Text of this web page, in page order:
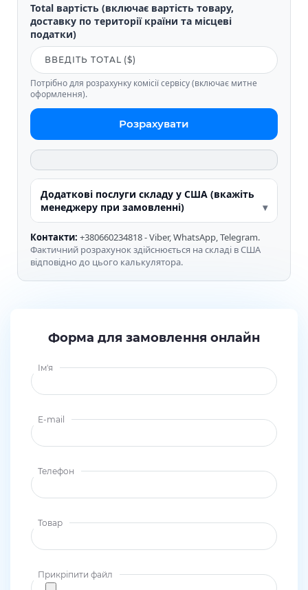
Total вартість (включає вартість товару,
доставку по території країни та місцеві
податки)
Потрібно для розрахунку комісії сервісу (включає митне
оформлення).
Розрахувати
Додаткові послуги складу у США (вкажіть
менеджеру при замовленні)
Контакти: +380660234818 - Viber, WhatsApp, Telegram.
Фактичний розрахунок здійснюється на складі в США
відповідно до цього калькулятора.
Форма для замовлення онлайн
Ім'я
E-mail
Телефон
Товар
Прикріпити файл